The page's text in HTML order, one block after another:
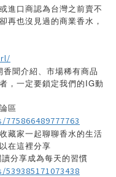
進口商認為台灣之前賣不
再也沒見過的商業香水，
聞介紹、市場稀有商品
，一定要鎖定我們的IG動
區
藏家一起聊聊香水的生活
在這裡分享
分享成為每天的習慣